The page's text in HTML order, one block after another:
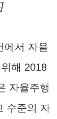
에서 자율
해 2018
자율주행
수준의 자